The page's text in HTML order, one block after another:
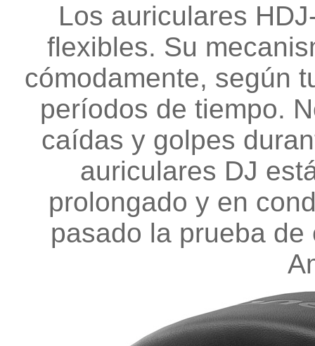
Los auriculares
flexibles. Su
cómodamente, según
períodos de tiempo.
caídas y golpes
auriculares DJ
prolongado y en
pasado la prueba